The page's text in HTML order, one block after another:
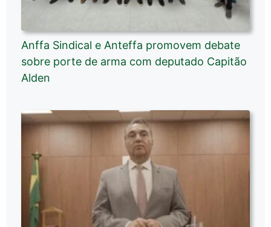
Anffa Sindical e Anteffa promovem debate
sobre porte de arma com deputado Capitão
Alden